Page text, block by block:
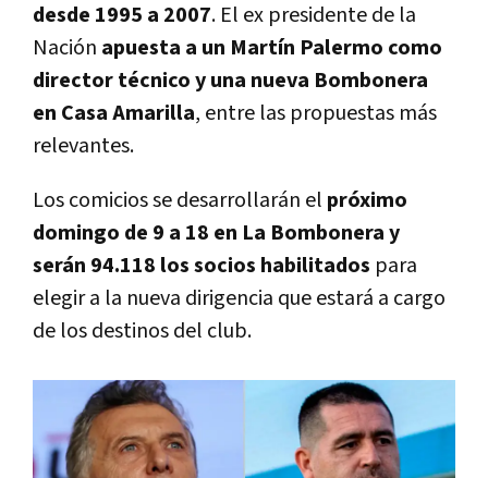
desde 1995 a 2007. El ex presidente de la
Nación apuesta a un Martín Palermo como
director técnico y una nueva Bombonera
en Casa Amarilla, entre las propuestas más
relevantes.
Los comicios se desarrollarán el próximo
domingo de 9 a 18 en La Bombonera y
serán 94.118 los socios habilitados para
elegir a la nueva dirigencia que estará a cargo
de los destinos del club.